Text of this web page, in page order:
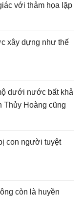
với thảm họa lặp
xây dựng như thế
dưới nước bất khả
Thủy Hoàng cũng
con người tuyệt
còn là huyền